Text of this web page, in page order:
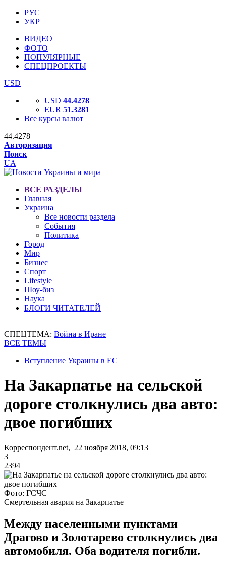
РУС
УКР
ВИДЕО
ФОТО
ПОПУЛЯРНЫЕ
СПЕЦПРОЕКТЫ
USD
USD 44.4278
EUR 51.3281
Все курсы валют
44.4278
Авторизация
Поиск
UA
ВСЕ РАЗДЕЛЫ
Главная
Украина
Все новости раздела
События
Политика
Город
Мир
Бизнес
Спорт
Lifestyle
Шоу-биз
Наука
БЛОГИ ЧИТАТЕЛЕЙ
СПЕЦТЕМА: Война в Иране
ВСЕ ТЕМЫ
Вступление Украины в ЕС
На Закарпатье на сельской
дороге столкнулись два авто:
двое погибших
Корреспондент.net, 22 ноября 2018, 09:13
3
2394
Фото: ГСЧС
Смертельная авария на Закарпатье
Между населенными пунктами
Драгово и Золотарево столкнулись два
автомобиля. Оба водителя погибли.